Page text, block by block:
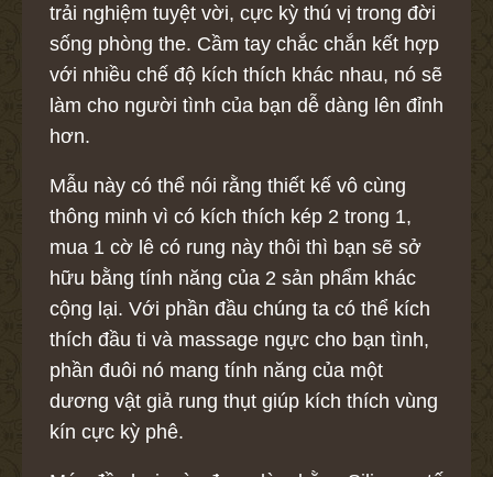
trải nghiệm tuyệt vời, cực kỳ thú vị trong đời
sống phòng the. Cầm tay chắc chắn kết hợp
với nhiều chế độ kích thích khác nhau, nó sẽ
làm cho người tình của bạn dễ dàng lên đỉnh
hơn.
Mẫu này có thể nói rằng thiết kế vô cùng
thông minh vì có kích thích kép 2 trong 1,
mua 1 cờ lê có rung này thôi thì bạn sẽ sở
hữu bằng tính năng của 2 sản phẩm khác
cộng lại. Với phần đầu chúng ta có thể kích
thích đầu ti và massage ngực cho bạn tình,
phần đuôi nó mang tính năng của một
dương vật giả rung thụt giúp kích thích vùng
kín cực kỳ phê.